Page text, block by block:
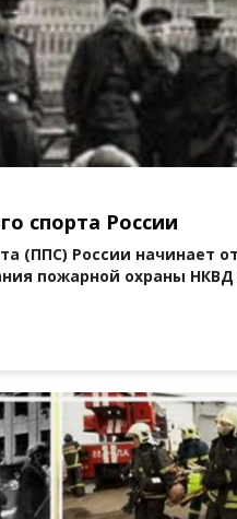
спорта России
(ППС) России начинает
пожарной охраны НКВД